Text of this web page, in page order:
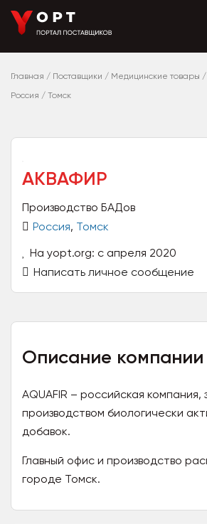
Главная / Поставщики / Медицинские товары /
Россия / Томск
АКВАФИР
Производство БАДов
Россия, Томск
На yopt.org: с апреля 2020
Написать личное сообщение
Описание компании
AQUAFIR – российская
производством биологически
добавок.
Главный офис и производство
городе Томск.